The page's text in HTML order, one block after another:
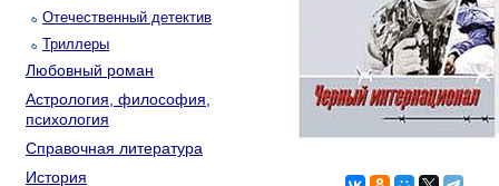
Отечественный детектив
Триллеры
Любовный роман
Астрология, философия,
психология
Справочная литература
История